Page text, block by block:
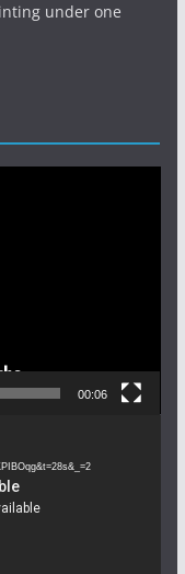
under one
00:06